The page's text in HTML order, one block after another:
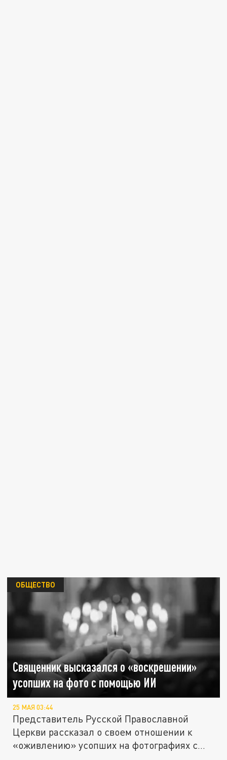
Священник высказался о «воскрешении»
усопших на фото с помощью ИИ
ОБЩЕСТВО
25 МАЯ 03:44
Представитель Русской Православной
Церкви рассказал о своем отношении к
«оживлению» усопших на фотографиях с...